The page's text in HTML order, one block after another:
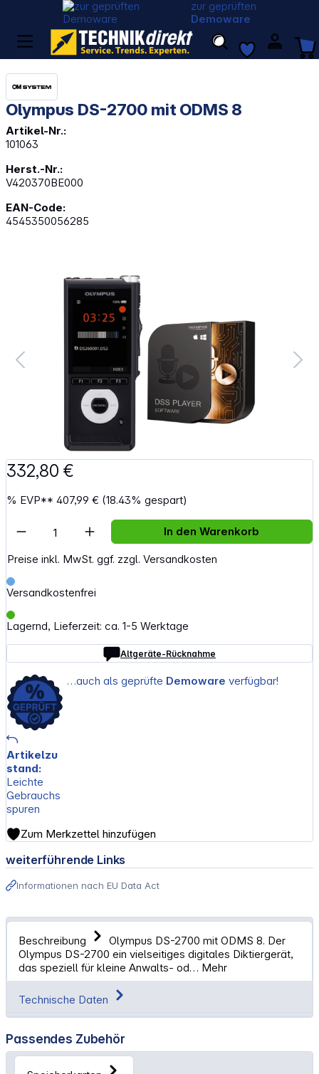
zur geprüften
Demoware
Olympus DS-2700 mit ODMS 8
Artikel-Nr.:
101063
Herst.-Nr.:
V420370BE000
EAN-Code:
4545350056285
Bildergalerie überspringen
332,80 €
% EVP**407,99 € (18.43% gespart)
Preise inkl. MwSt. ggf. zzgl. Versandkosten
Versandkostenfrei
Lagernd, Lieferzeit: ca. 1-5 Werktage
Altgeräte-Rücknahme
Artikel Anzahl: Gib den gewünschten
In den Warenkorb
Zum Merkzettel hinzufügen
…auch als geprüfte Demoware verfügbar!
Artikelzu
stand:
Leichte
Gebrauchs
spuren
weiterführende Links
Informationen nach EU Data Act
Beschreibung
Olympus DS-2700 mit ODMS 8. Der
Olympus DS-2700 ein vielseitiges digitales Diktiergerät,
das speziell für kleine Anwalts- od… Mehr
Technische Daten
Passendes Zubehör